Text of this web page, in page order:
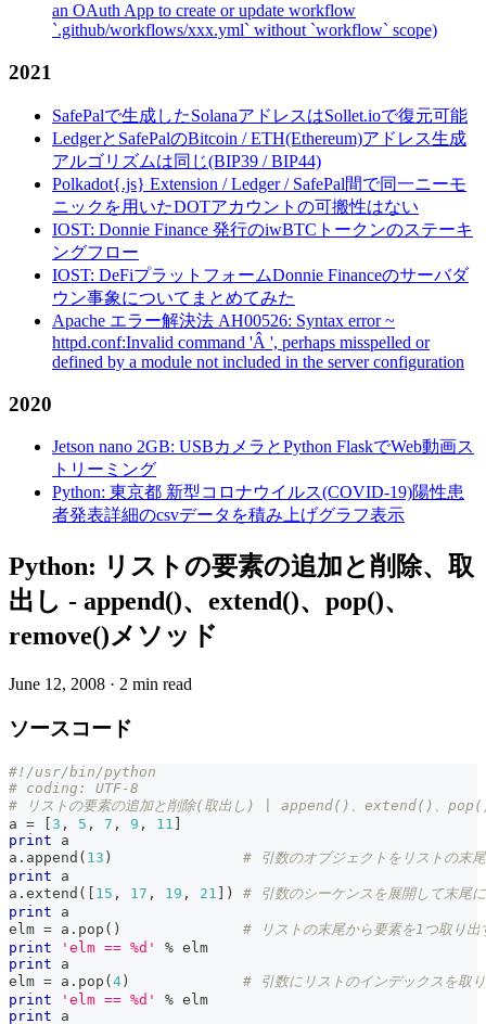
an OAuth App to create or update workflow
`.github/workflows/xxx.yml` without `workflow` scope)
2021
SafePalで生成したSolanaアドレスはSollet.ioで復元可能
LedgerとSafePalのBitcoin / ETH(Ethereum)アドレス生成
アルゴリズムは同じ(BIP39 / BIP44)
Polkadot{.js} Extension / Ledger / SafePal間で同一ニーモ
ニックを用いたDOTアカウントの可搬性はない
IOST: Donnie Finance 発行のiwBTCトークンのステーキ
ングフロー
IOST: DeFiプラットフォームDonnie Financeのサーバダ
ウン事象についてまとめてみた
Apache エラー解決法 AH00526: Syntax error ~
httpd.conf:Invalid command 'Â ', perhaps misspelled or
defined by a module not included in the server configuration
2020
Jetson nano 2GB: USBカメラとPython FlaskでWeb動画ス
トリーミング
Python: 東京都 新型コロナウイルス(COVID-19)陽性患
者発表詳細のcsvデータを積み上げグラフ表示
Python: リストの要素の追加と削除、取
出し - append()、extend()、pop()、
remove()メソッド
June 12, 2008 · 2 min read
ソースコード
#!/usr/bin/python
# coding: UTF-8
# リストの要素の追加と削除(取出し) | append()、extend()、
a = [ 3 , 5 , 7 , 9 , 11 ]
print a
a . append ( 13 )
# 引数のオブジェクトをリストの末
print a
a . extend ( [ 15 , 17 , 19 , 21 ] )
# 引数のシーケンスを展開して末尾
print a
elm = a . pop ( )
# リストの末尾から要素を1つ取り出
print
'elm == %d' % elm
print a
elm = a . pop (4)
# 引数にリストのインデックスを取
print
'elm == %d' % elm
print a